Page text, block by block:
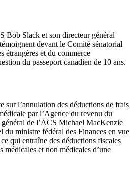
Bob Slack et son directeur général
devant le Comité sénatorial
étrangères et du commerce
du passeport canadien de 10 ans.
sur l’annulation des déductions de frais
par l’Agence du revenu du
de l’ACS Michael MacKenzie
du ministre fédéral des Finances en vue
qui entraîne des déductions fiscales
médicales et non médicales d’une